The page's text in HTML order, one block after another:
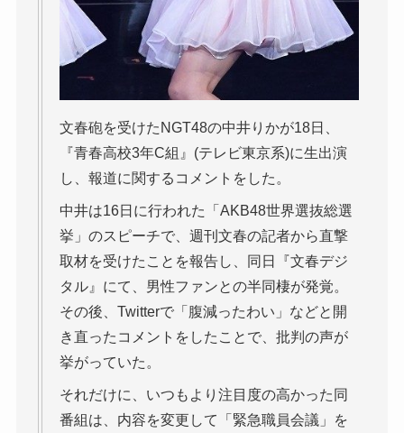
文春砲を受けたNGT48の中井りかが18日、
『青春高校3年C組』(テレビ東京系)に生出演
し、報道に関するコメントをした。
中井は16日に行われた「AKB48世界選抜総選
挙」のスピーチで、週刊文春の記者から直撃
取材を受けたことを報告し、同日『文春デジ
タル』にて、男性ファンとの半同棲が発覚。
その後、Twitterで「腹減ったわい」などと開
き直ったコメントをしたことで、批判の声が
挙がっていた。
それだけに、いつもより注目度の高かった同
番組は、内容を変更して「緊急職員会議」を